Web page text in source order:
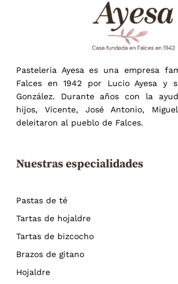
Pastelería Ayesa es una empresa
Falces en 1942 por Lucio Ayesa y
González. Durante años con la
hijos, Vicente, José Antonio,
deleitaron al pueblo de Falces.
Nuestras especialidades
Pastas de té
Tartas de hojaldre
Tartas de bizcocho
Brazos de gitano
Hojaldre